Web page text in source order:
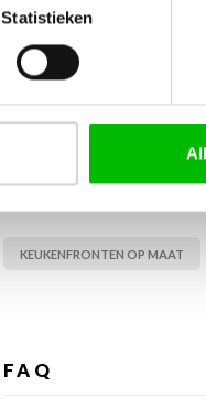
StatistiekenBel met ons
Stuur ons een
Tags
KEUKENFRONTEN OP MAAT
FAQ